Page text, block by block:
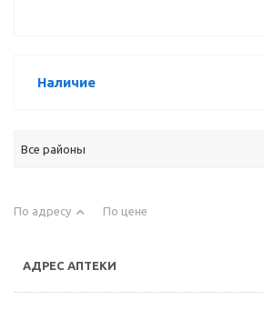
Наличие
Все районы
По адресу По цене